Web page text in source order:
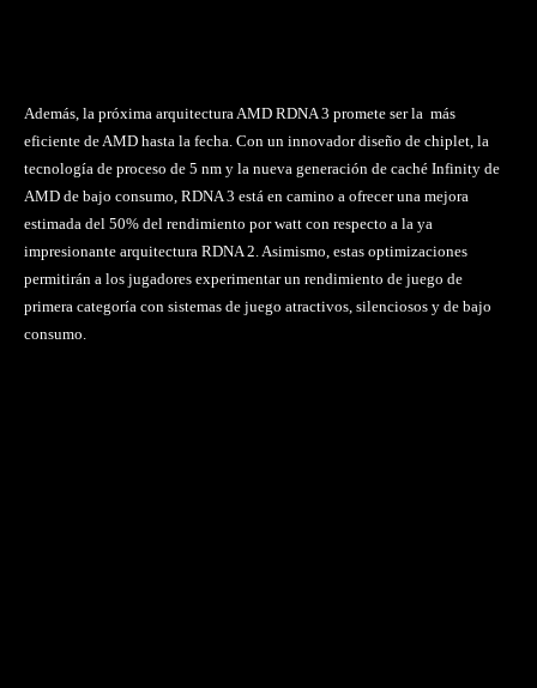
Además, la próxima arquitectura AMD RDNA 3 promete ser la más
eficiente de AMD hasta la fecha. Con un innovador diseño de chiplet, la
tecnología de proceso de 5 nm y la nueva generación de caché Infinity de
AMD de bajo consumo, RDNA 3 está en camino a ofrecer una mejora
estimada del 50% del rendimiento por watt con respecto a la ya
impresionante arquitectura RDNA 2. Asimismo, estas optimizaciones
permitirán a los jugadores experimentar un rendimiento de juego de
primera categoría con sistemas de juego atractivos, silenciosos y de bajo
consumo.